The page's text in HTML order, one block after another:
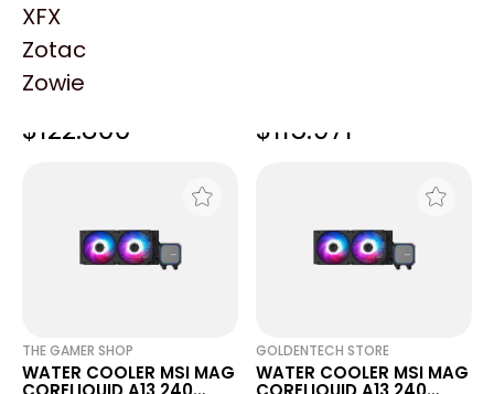
XFX
Zotac
Zowie
WATER COOLER MSI MAG
$122.800 $115.971
THE GAMER SHOP
WATER COOLER MSI MAG
GOLDENTECH STORE
WATER COOLER MSI MAG